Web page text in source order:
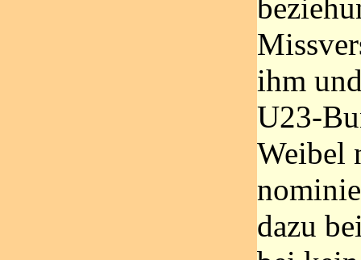
ihm
U23-
Weibel
dazu